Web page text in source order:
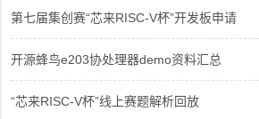
第七届集创赛“芯来RISC-V杯”开发板申请
开源蜂鸟e203协处理器demo资料汇总
“芯来RISC-V杯”线上赛题解析回放